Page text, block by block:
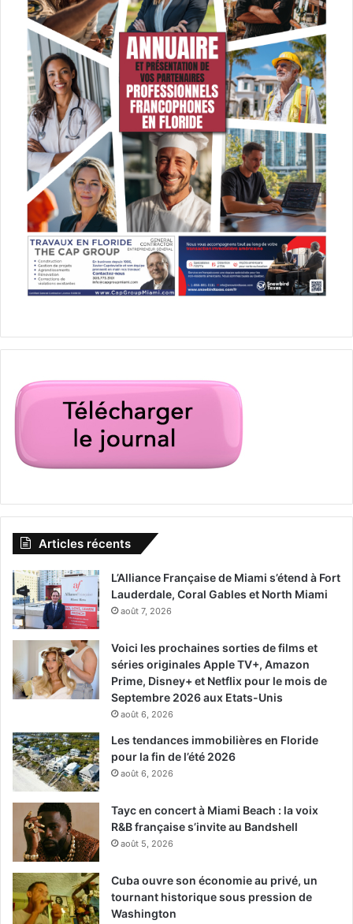
Articles récents
L’Alliance Française de Miami s’étend à Fort
Lauderdale, Coral Gables et North Miami
août 7, 2026
Voici les prochaines sorties de films et
séries originales Apple TV+, Amazon
Prime, Disney+ et Netflix pour le mois de
Septembre 2026 aux Etats-Unis
août 6, 2026
Les tendances immobilières en Floride
pour la fin de l’été 2026
août 6, 2026
Tayc en concert à Miami Beach : la voix
R&B française s’invite au Bandshell
août 5, 2026
Cuba ouvre son économie au privé, un
tournant historique sous pression de
Washington